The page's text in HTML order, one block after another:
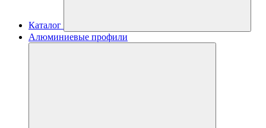
Каталог
Алюминиевые профили